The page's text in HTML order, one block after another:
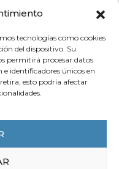
tecnologías como cookies
del dispositivo. Su
permitirá procesar datos
identificadores únicos en
esto podría afectar
CONTACTO
15705
(España)
981 555 882